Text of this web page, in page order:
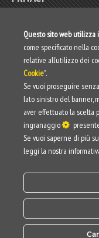
Web Privacy Policy
Informativa
Questo sito web utilizza
come specificato nella
relative all’utilizzo dei
Cookie".
Se vuoi proseguire
lato sinistro del banner,
aver effettuato la scelta
ingranaggio
Se vuoi saperne di più
leggi la nostra